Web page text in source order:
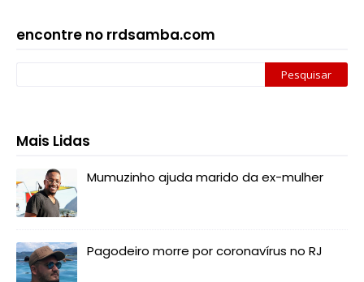
encontre no rrdsamba.com
Mais Lidas
Mumuzinho ajuda marido da ex-mulher
Pagodeiro morre por coronavírus no RJ